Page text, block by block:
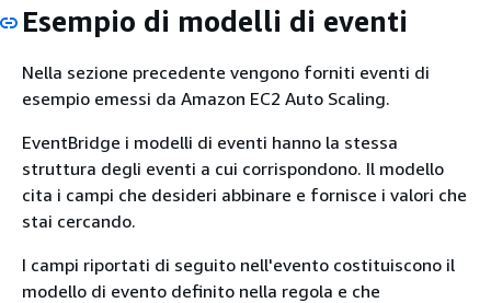
Esempio di modelli di eventi
Nella sezione precedente vengono forniti eventi di
esempio emessi da Amazon EC2 Auto Scaling.
EventBridge i modelli di eventi hanno la stessa
struttura degli eventi a cui corrispondono. Il modello
cita i campi che desideri abbinare e fornisce i valori che
stai cercando.
I campi riportati di seguito nell'evento costituiscono il
modello di evento definito nella regola e che